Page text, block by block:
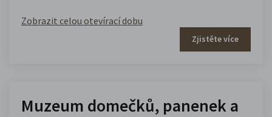
Zobrazit celou otevírací dobu
Zjistěte více
Muzeum domečků, panenek a